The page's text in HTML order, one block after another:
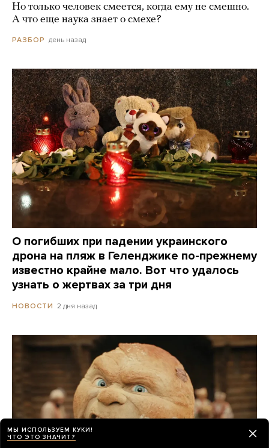
Но только человек смеется, когда ему не смешно.
А что еще наука знает о смехе?
РАЗБОР день назад
О погибших при падении украинского
дрона на пляж в Геленджике по-прежнему
известно крайне мало. Вот что удалось
узнать о жертвах за три дня
НОВОСТИ 2 дня назад
МЫ ИСПОЛЬЗУЕМ КУКИ!
ЧТО ЭТО ЗНАЧИТ?